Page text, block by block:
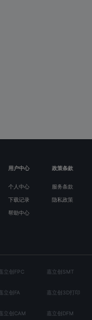
用户中心 政策条款
个人中心 服务条款
下载记录 隐私政策
帮助中心
嘉立创FPC 嘉立创SMT
嘉立创FA 嘉立创3D打印
嘉立创CAM 嘉立创DFM